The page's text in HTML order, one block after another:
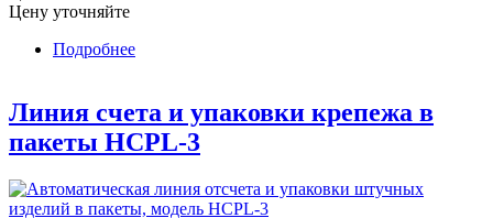
Цену уточняйте
Подробнее
Линия счета и упаковки крепежа в
пакеты HCPL-3